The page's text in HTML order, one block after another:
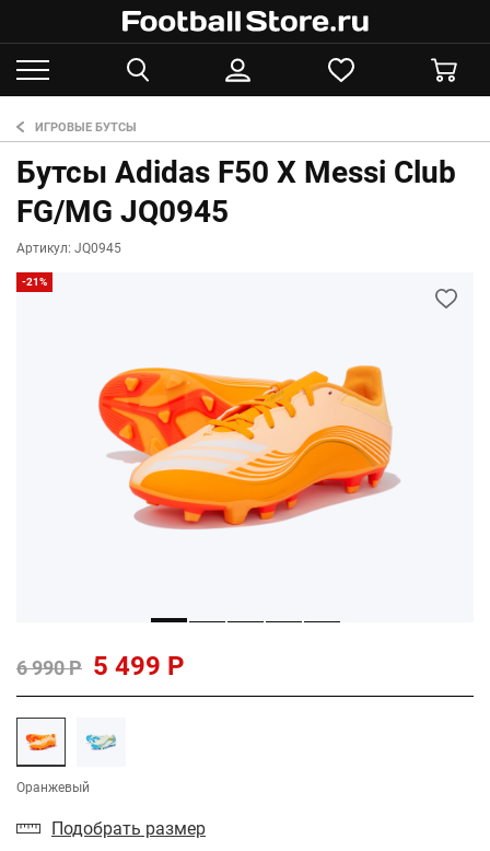
ИГРОВЫЕ БУТСЫ
Бутсы Adidas F50 X Messi Club
FG/MG JQ0945
Артикул: JQ0945
-21%
6 990 Р 5 499 Р
Оранжевый
Подобрать размер